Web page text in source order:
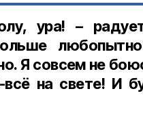
ура! –
Я совсем не
на свете! И